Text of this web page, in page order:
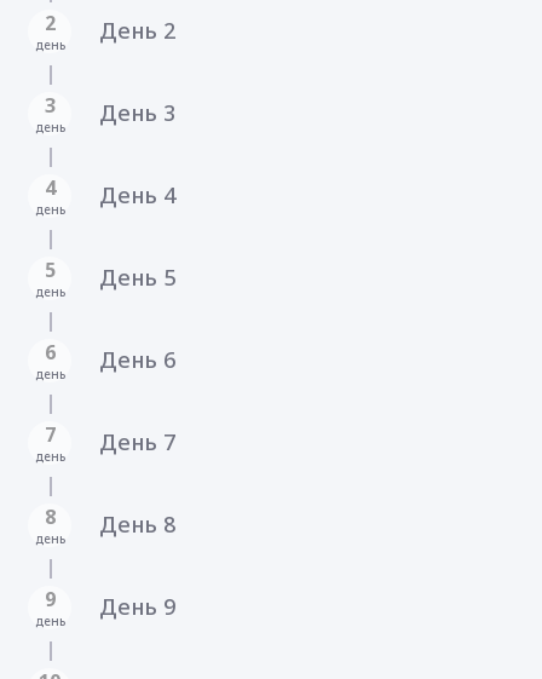
2
день День 2
3
день День 3
4
день День 4
5
день День 5
6
день День 6
7
день День 7
8
день День 8
9
день День 9